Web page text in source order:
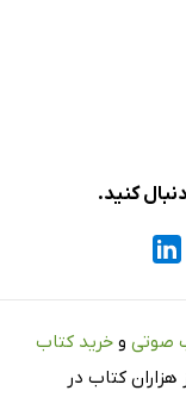
کنید.
صوتی و خرید کتاب
کتاب در